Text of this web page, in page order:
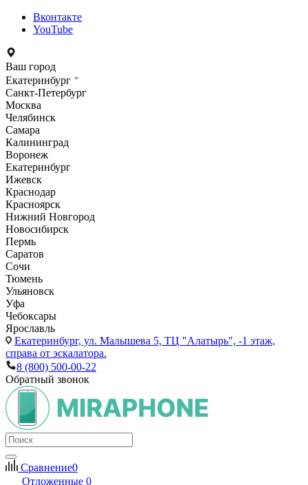
Вконтакте
YouTube
Ваш город
Екатеринбург
Санкт-Петербург
Москва
Челябинск
Самара
Калининград
Воронеж
Екатеринбург
Ижевск
Краснодар
Красноярск
Нижний Новгород
Новосибирск
Пермь
Саратов
Сочи
Тюмень
Ульяновск
Уфа
Чебоксары
Ярославль
Екатеринбург, ул. Малышева 5, ТЦ "Алатырь", -1 этаж,
справа от эскалатора.
8 (800) 500-00-22
Обратный звонок
Сравнение0
Отложенные 0